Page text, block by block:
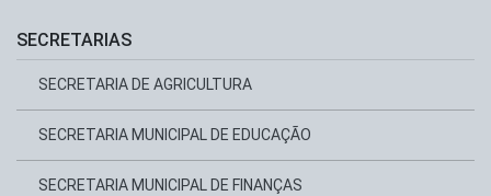
SECRETARIAS
SECRETARIA DE AGRICULTURA
SECRETARIA MUNICIPAL DE EDUCAÇÃO
SECRETARIA MUNICIPAL DE FINANÇAS